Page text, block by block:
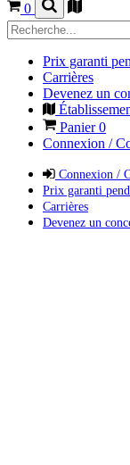
0
Prix garanti
Carrières
Devenez un
Panier0
Connexion /
Connexion /
Prix garanti
Carrières
Devenez un